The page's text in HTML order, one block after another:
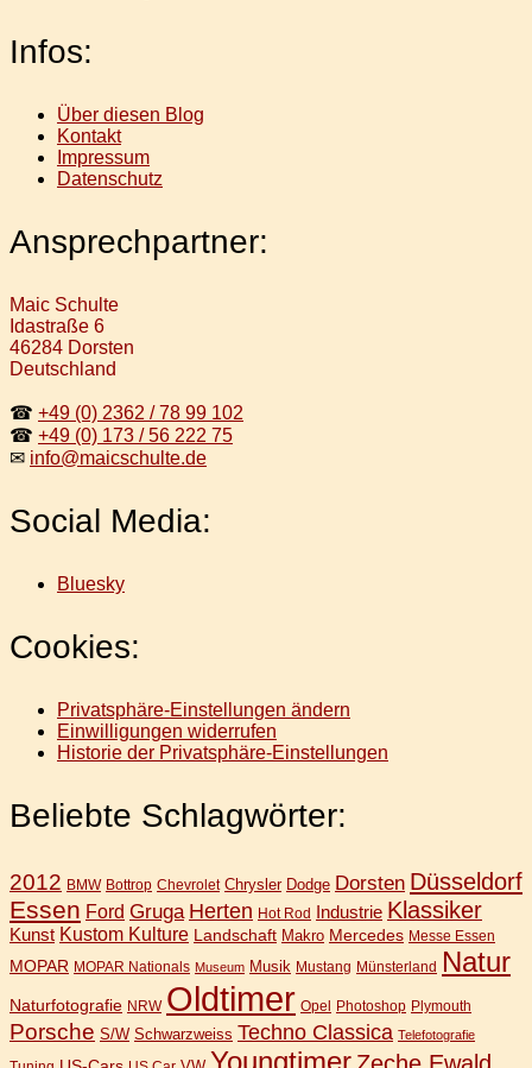
Infos:
Über diesen Blog
Kontakt
Impressum
Datenschutz
Ansprechpartner:
Maic Schulte
Idastraße 6
46284 Dorsten
Deutschland
☎ +49 (0) 2362 / 78 99 102
☎ +49 (0) 173 / 56 222 75
✉ info@maicschulte.de
Social Media:
Bluesky
Cookies:
Privatsphäre-Einstellungen ändern
Einwilligungen widerrufen
Historie der Privatsphäre-Einstellungen
Beliebte Schlagwörter:
2012 BMW Bottrop Chevrolet Chrysler Dodge Dorsten Düsseldorf
Essen Ford Gruga Herten Hot Rod Industrie Klassiker
Kunst Kustom Kulture Landschaft Makro Mercedes Messe Essen
MOPAR MOPAR Nationals Museum Musik Mustang Münsterland Natur
Naturfotografie NRW Oldtimer Opel Photoshop Plymouth
Porsche S/W Schwarzweiss Techno Classica Telefotografie
Youngtimer